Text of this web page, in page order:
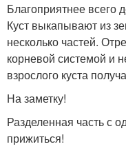
Благоприятнее всего
Куст выкапывают из
несколько частей.
корневой системой и
взрослого куста
На заметку!
Разделенная часть с
прижиться!